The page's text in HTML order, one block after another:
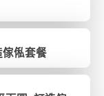
俬套餐